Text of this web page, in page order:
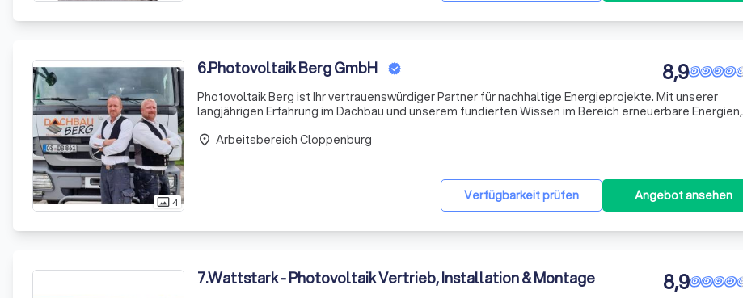
photo_size_select_actual4
6.Photovoltaik Berg GmbH 8,9
Photovoltaik Berg ist Ihr vertrauenswürdiger Partner für nachhaltige Energieprojekte. Mit unserer
langjährigen Erfahrung im Dachbau und unserem fundierten Wissen im Bereich erneuerbare Energien,
Engageme
Verfügbarkeit prüfen Angebot ansehen
place Arbeitsbereich Cloppenburg
7.Wattstark - Photovoltaik Vertrieb, Installation & Montage 8,9